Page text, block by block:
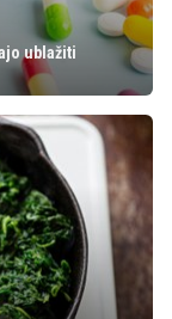
ublažiti